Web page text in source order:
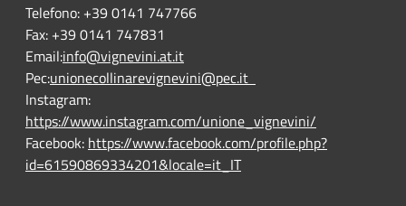
Telefono: +39 0141 747766
Fax: +39 0141 747831
Email:info@vignevini.at.it
Pec:unionecollinarevignevini@pec.it
Instagram:
https://www.instagram.com/unione_vignevini/
Facebook: https://www.facebook.com/profile.php?
id=61590869334201&locale=it_IT